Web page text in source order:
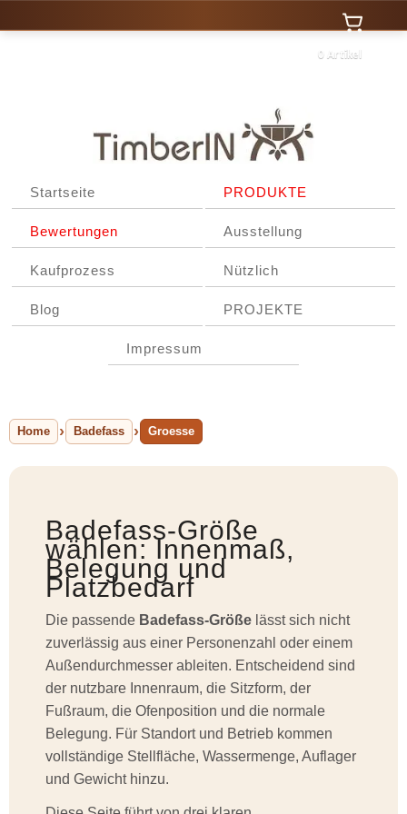
0 Artikel
Startseite PRODUKTE
Bewertungen Ausstellung
Kaufprozess Nützlich
Blog PROJEKTE
Impressum
Home Badefass Groesse
Badefass-Größe
wählen: Innenmaß,
Belegung und
Platzbedarf
Die passende Badefass-Größe lässt sich nicht
zuverlässig aus einer Personenzahl oder einem
Außendurchmesser ableiten. Entscheidend sind
der nutzbare Innenraum, die Sitzform, der
Fußraum, die Ofenposition und die normale
Belegung. Für Standort und Betrieb kommen
vollständige Stellfläche, Wassermenge, Auflager
und Gewicht hinzu.